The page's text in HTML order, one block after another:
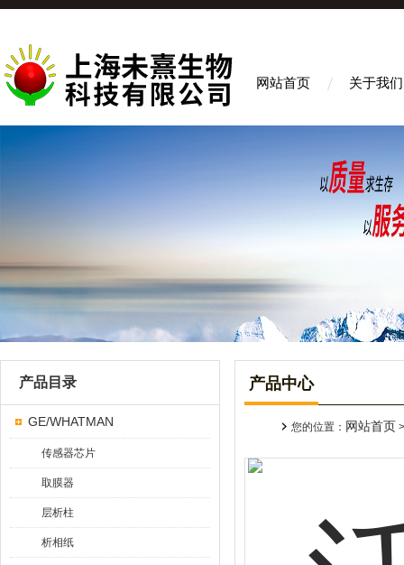
网站首页 关于我们
产品目录
GE/WHATMAN
传感器芯片
取膜器
层析柱
析相纸
产品中心
您的位置： 网站首页